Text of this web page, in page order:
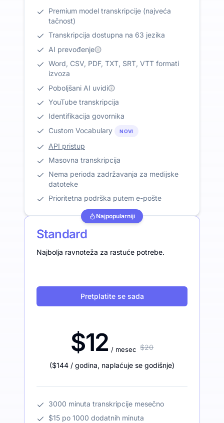
Premium model transkripcije (najveća
tačnost)
Transkripcija dostupna na 63 jezika
AI prevođenje
Word, CSV, PDF, TXT, SRT, VTT formati
izvoza
Poboljšani AI uvidi
YouTube transkripcija
Identifikacija govornika
Custom Vocabulary
NOVI
API pristup
Masovna transkripcija
Nema perioda zadržavanja za medijske
datoteke
Prioritetna podrška putem e-pošte
Najpopularniji
Standard
Najbolja ravnoteža za rastuće potrebe.
Pretplatite se sada
$12 / mesec $20
($144 / godina, naplaćuje se godišnje)
3000 minuta transkripcije mesečno
$15 po 1000 dodatnih minuta